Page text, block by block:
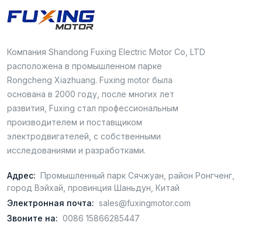
Компания Shandong Fuxing Electric Motor Co, LTD
расположена в промышленном парке
Rongcheng Xiazhuang. Fuxing motor была
основана в 2000 году, после многих лет
развития, Fuxing стал профессиональным
производителем и поставщиком
электродвигателей, с собственными
исследованиями и разработками.
Адрес: Промышленный парк Сячжуан, район Ронгченг,
город Вэйхай, провинция Шаньдун, Китай
Электронная почта: sales@fuxingmotor.com
Звоните на: 0086 15866285447